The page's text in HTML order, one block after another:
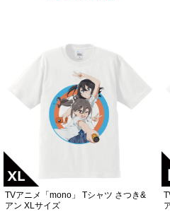
TVアニメ「mono」 Tシャツ さつき&
アン XLサイズ